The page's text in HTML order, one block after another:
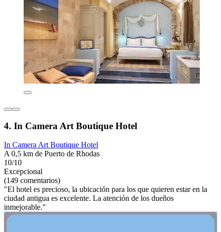
4. In Camera Art Boutique Hotel
In Camera Art Boutique Hotel
A 0,5 km de Puerto de Rhodas
10/10
Excepcional
(149 comentarios)
"El hotel es precioso, la ubicación para los que quieren estar en la
ciudad antigua es excelente. La atención de los dueños
inmejorable."